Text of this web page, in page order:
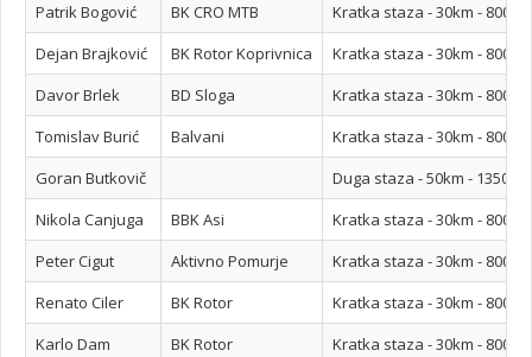
Patrik Bogović
BK CRO MTB
Kratka staza - 30km -
Dejan Brajković
BK Rotor Koprivnica
Kratka staza - 30km -
Davor Brlek
BD Sloga
Kratka staza - 30km -
Tomislav Burić
Balvani
Kratka staza - 30km -
Goran Butkovič
Duga staza - 50km -
Nikola Canjuga
BBK Asi
Kratka staza - 30km -
Peter Cigut
Aktivno Pomurje
Kratka staza - 30km -
Renato Ciler
BK Rotor
Kratka staza - 30km -
Karlo Dam
BK Rotor Kratka staza - 30km -